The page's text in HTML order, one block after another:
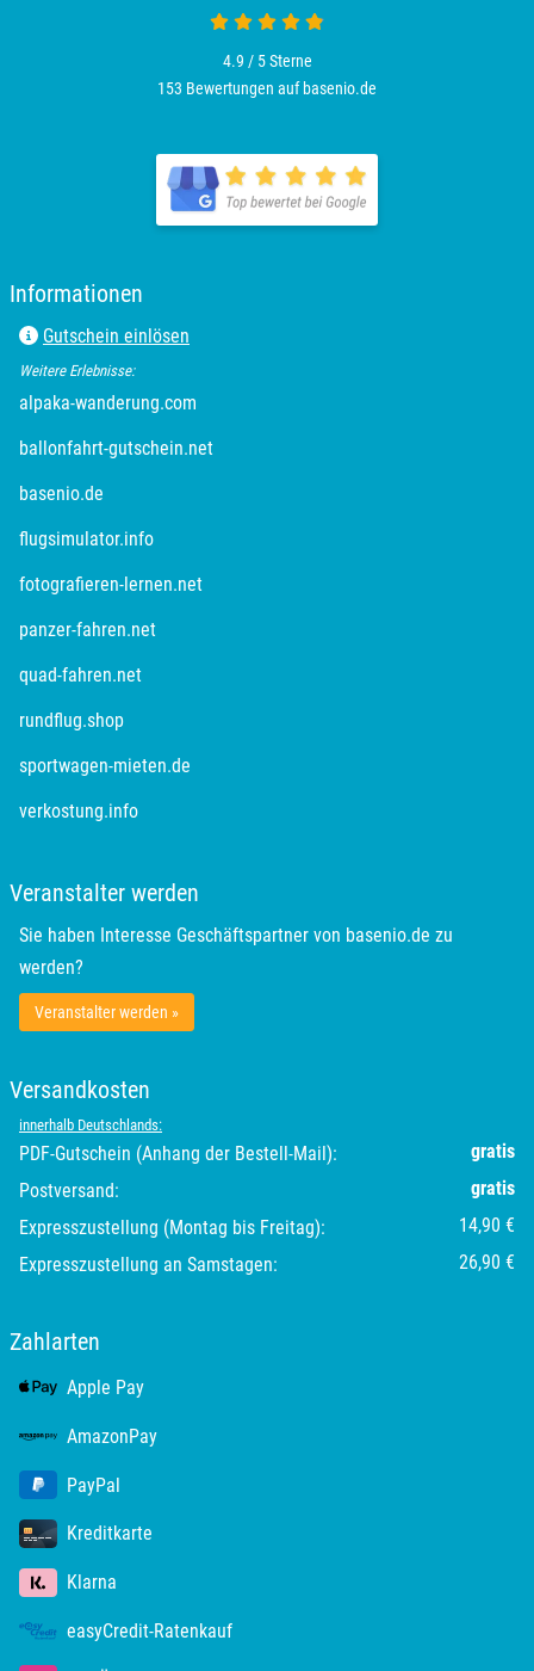
4.9 von 5
4.9 / 5Sterne
153 Bewertungen auf basenio.de
öffnet in neuem Fenster
Informationen
Gutschein einlösen
Weitere Erlebnisse:
alpaka-wanderung.com
ballonfahrt-gutschein.netöffnet in neuem Fenster
basenio.de
flugsimulator.infoöffnet in neuem Fenster
fotografieren-lernen.netöffnet in neuem Fenster
panzer-fahren.netöffnet in neuem Fenster
quad-fahren.netöffnet in neuem Fenster
rundflug.shopöffnet in neuem Fenster
sportwagen-mieten.de
verkostung.infoöffnet in neuem Fenster
Veranstalter werden
Sie haben Interesse Geschäftspartner von basenio.de zu
werden?
Veranstalter werden »
Versandkosten
innerhalb Deutschlands:
PDF-Gutschein (Anhang der Bestell-Mail):
gratis
Postversand:
gratis
Expresszustellung (Montag bis Freitag):
14,90 €
Expresszustellung an Samstagen:
26,90 €
Zahlarten
Apple Pay
AmazonPay
PayPal
Kreditkarte
Klarna
easyCredit-Ratenkauf